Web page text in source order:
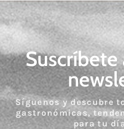
Suscríbete
Síguenos y descubre
gastronómicas,
para tu